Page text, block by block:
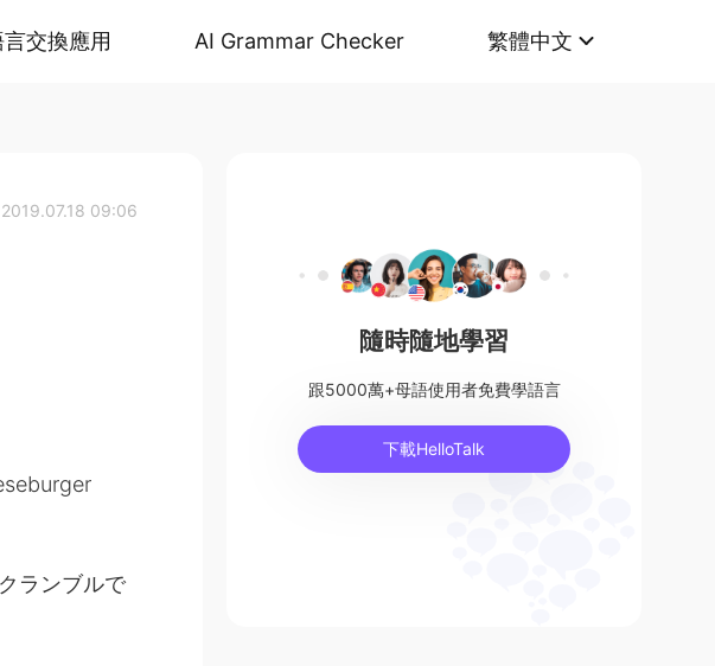
交換應用 AI Grammar Checker 繁體中文
2019.07.18 09:06
ランブルで
隨時隨地學習
跟5000萬+母語使用者免費學語言
下載HelloTalk